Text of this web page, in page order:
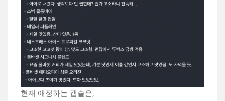
현재 애정하는 캡슐은,